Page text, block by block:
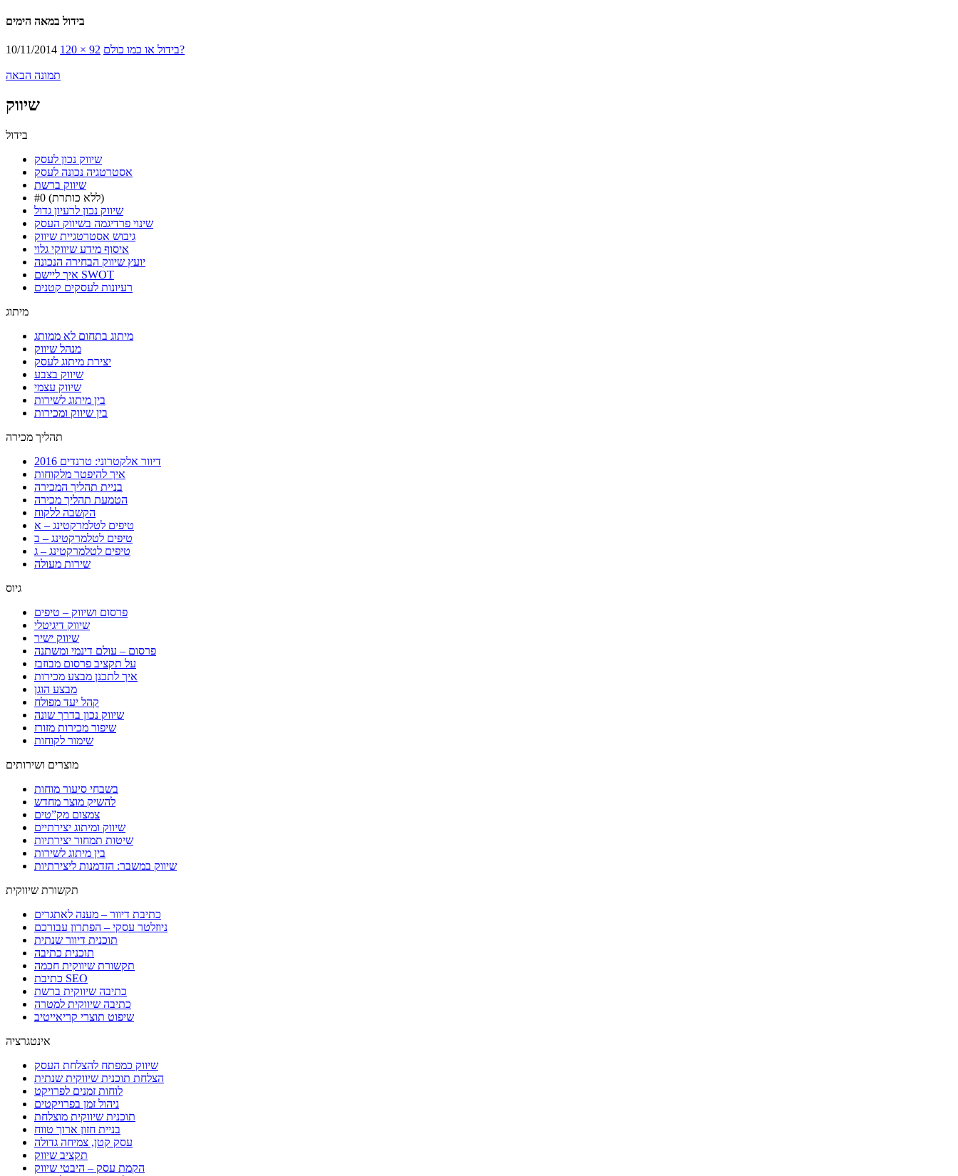
בידול במאה הימים
10/11/2014 120 × 92 בידול או כמו כולם?
תמונה הבאה
שיווק
בידול
שיווק נכון לעסק
אסטרטגיה נכונה לעסק
שיווק ברשת
#0 (ללא כותרת)
שיווק נכון לרעיון גדול
שינוי פרדיגמה בשיווק העסק
גיבוש אסטרטגיית שיווק
איסוף מידע שיווקי גלוי
יועץ שיווק הבחירה הנכונה
איך ליישם SWOT
רעיונות לעסקים קטנים
מיתוג
מיתוג בתחום לא ממותג
מנהל שיווק
יצירת מיתוג לעסק
שיווק בצבע
שיווק עצמי
בין מיתוג לשירות
בין שיווק ומכירות
תהליך מכירה
דיוור אלקטרוני: טרנדים 2016
איך להיפטר מלקוחות
בניית תהליך המכירה
הטמעת תהליך מכירה
הקשבה ללקוח
טיפים לטלמרקטינג – א
טיפים לטלמרקטינג – ב
טיפים לטלמרקטינג – ג
שירות מעולה
גיוס
פרסום ושיווק – טיפים
שיווק דיגיטלי
שיווק ישיר
פרסום – עולם דינמי ומשתנה
על תקציב פרסום מבוזבז
איך לתכנן מבצע מכירות
מבצע הוגן
קהל יעד מפולח
שיווק נכון בדרך שונה
שיפור מכירות מזורז
שימור לקוחות
מוצרים ושירותים
בשבחי סיעור מוחות
להשיק מוצר מחדש
צמצום מק”טים
שיווק ומיתוג יצירתיים
שיטות תמחור יצירתיות
בין מיתוג לשירות
שיווק במשבר: הזדמנות ליצירתיות
תקשורת שיווקית
כתיבת דיוור – מענה לאתגרים
ניוזלטר עסקי – הפתרון עבורכם
תוכנית דיוור שנתית
תוכנית כתיבה
תקשורת שיווקית חכמה
כתיבת SEO
כתיבה שיווקית ברשת
כתיבה שיווקית למטרה
שיפוט תוצרי קריאייטיב
אינטגרציה
שיווק כמפתח להצלחת העסק
הצלחת תוכנית שיווקית שנתית
לוחות זמנים לפרויקט
ניהול זמן בפרויקטים
תוכנית שיווקית מוצלחת
בניית חזון ארוך טווח
עסק קטן, צמיחה גדולה
תקציב שיווק
הקמת עסק – היבטי שיווק